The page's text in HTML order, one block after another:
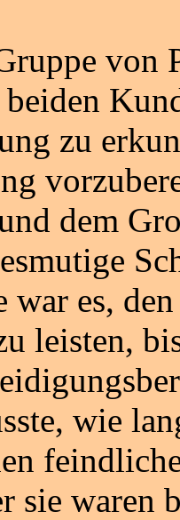
von
zu
dem
war es,
leisten,
wie
sie waren